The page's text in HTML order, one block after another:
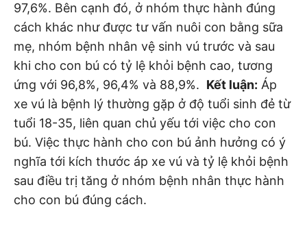
97,6%. Bên cạnh đó, ở nhóm thực hành đúng
cách khác như được tư vấn nuôi con bằng sữa
mẹ, nhóm bệnh nhân vệ sinh vú trước và sau
khi cho con bú có tỷ lệ khỏi bệnh cao, tương
ứng với 96,8%, 96,4% và 88,9%. Kết luận: Áp
xe vú là bệnh lý thường gặp ở độ tuổi sinh đẻ từ
tuổi 18-35, liên quan chủ yếu tới việc cho con
bú. Việc thực hành cho con bú ảnh hưởng có ý
nghĩa tới kích thước áp xe vú và tỷ lệ khỏi bệnh
sau điều trị tăng ở nhóm bệnh nhân thực hành
cho con bú đúng cách.